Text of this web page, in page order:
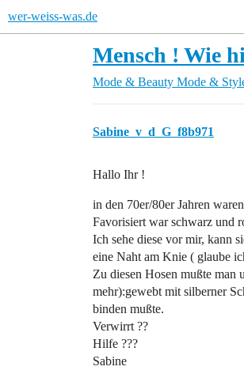
wer-weiss-was.de
Mensch ! Wie
Mode & Beauty Mode &
Sabine_v_d_G_f8b971
Hallo Ihr !
in den 70er/80er Jahren
Favorisiert war schwarz und
Ich sehe diese vor mir, kann
eine Naht am Knie ( glaube
Zu diesen Hosen mußte man
mehr):gewebt mit silberner
binden mußte.
Verwirrt ??
Hilfe ???
Sabine